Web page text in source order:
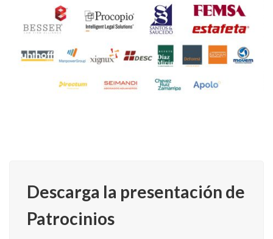
Descarga la presentación de
Patrocinios